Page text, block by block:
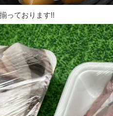
っております!!